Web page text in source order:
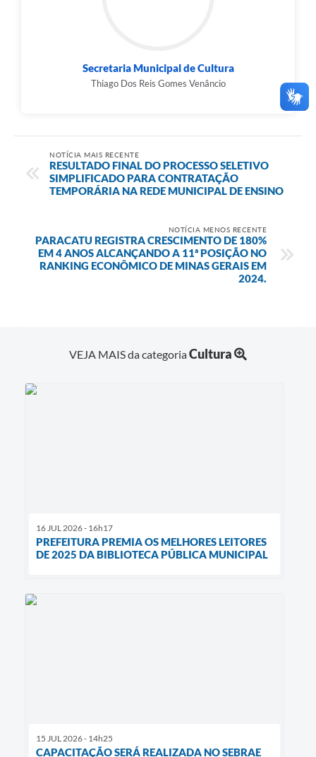
Secretaria Municipal de Cultura
Thiago Dos Reis Gomes Venâncio
NOTÍCIA MAIS RECENTE
RESULTADO FINAL DO PROCESSO SELETIVO
SIMPLIFICADO PARA CONTRATAÇÃO
TEMPORÁRIA NA REDE MUNICIPAL DE ENSINO
NOTÍCIA MENOS RECENTE
PARACATU REGISTRA CRESCIMENTO DE 180%
EM 4 ANOS ALCANÇANDO A 11ª POSIÇÃO NO
RANKING ECONÔMICO DE MINAS GERAIS EM
2024.
VEJA MAIS da categoriaCultura
16 JUL 2026 - 16h17
PREFEITURA PREMIA OS MELHORES LEITORES
DE 2025 DA BIBLIOTECA PÚBLICA MUNICIPAL
15 JUL 2026 - 14h25
CAPACITAÇÃO SERÁ REALIZADA NO SEBRAE